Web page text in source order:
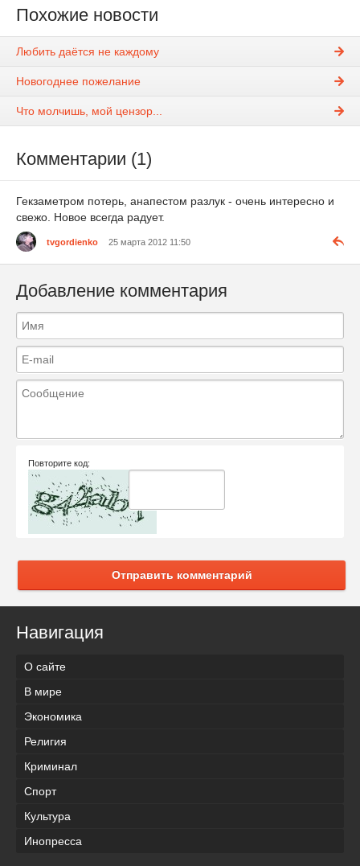
Похожие новости
Любить даётся не каждому
Новогоднее пожелание
Что молчишь, мой цензор...
Комментарии (1)
Гекзаметром потерь, анапестом разлук - очень интересно и
свежо. Новое всегда радует.
tvgordienko 25 марта 2012 11:50
Добавление комментария
Повторите код:
Отправить комментарий
Навигация
О сайте
В мире
Экономика
Религия
Криминал
Спорт
Культура
Инопресса